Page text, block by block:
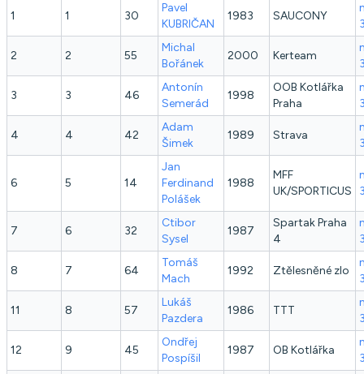
1 1 30
Pavel
KUBRIČAN
1983 SAUCONY
2 2 55
Michal
Bořánek
2000 Kerteam
3 3 46
Antonín
Semerád
1998
OOB Kotlářka
Praha
4 4 42
Adam
Šimek
1989 Strava
6 5 14
Jan
Ferdinand
Polášek
1988
MFF
UK/SPORTICUS
7 6 32
Ctibor
Sysel
1987
Spartak Praha
4
8 7 64
Tomáš
Mach
1992 Ztělesněné zlo
11 8 57
Lukáš
Pazdera
1986 TTT
12 9 45
Ondřej
Pospíšil
1987 OB Kotlářka